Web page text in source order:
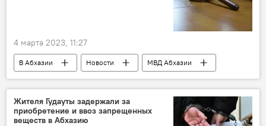
4 марта 2023, 11:27
В Абхазии Новости
МВД Абхазии
Абхазия
Жителя Гудауты задержали за
приобретение и ввоз запрещенных
веществ в Абхазию